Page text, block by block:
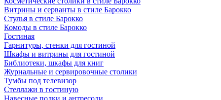
Витрины и серванты в стиле Барокко
Стулья в стиле Барокко
Комоды в стиле Барокко
Гостиная
Гарнитуры, стенки для гостиной
Шкафы и витрины для гостиной
Библиотеки, шкафы для книг
Журнальные и сервировочные столики
Тумбы под телевизор
Стеллажи в гостиную
Навесные полки и антресоли